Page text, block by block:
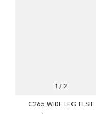
1 / 2
C265 WIDE LEG ELSIE